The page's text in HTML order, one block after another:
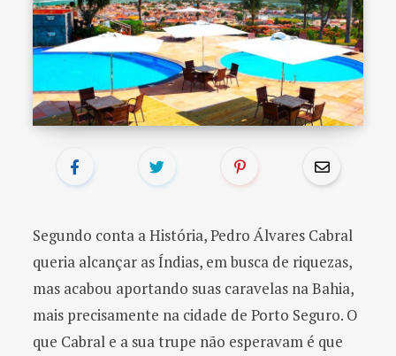
Segundo conta a História, Pedro Álvares Cabral
queria alcançar as Índias, em busca de riquezas,
mas acabou aportando suas caravelas na Bahia,
mais precisamente na cidade de Porto Seguro. O
que Cabral e a sua trupe não esperavam é que